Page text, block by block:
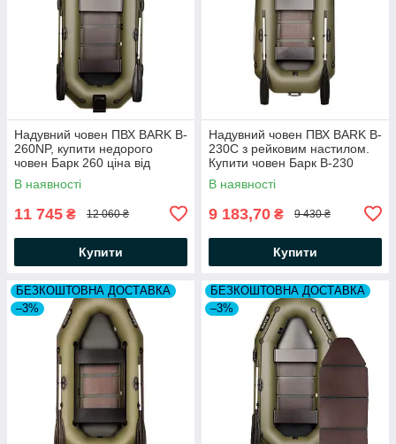
Надувний човен ПВХ BARK B-
260NP, купити недорого
човен Барк 260 ціна від
заводу, гумові човни двомісні
В наявності
11 745 ₴ 12 060 ₴
Купити
Надувний човен ПВХ BARK B-
230C з рейковим настилом.
Купити човен Барк В-230
В наявності
9 183,70 ₴ 9 430 ₴
Купити
БЕЗКОШТОВНА ДОСТАВКА
–3%
БЕЗКОШТОВНА ДОСТАВКА
–3%